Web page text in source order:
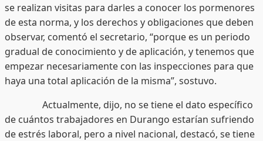
se realizan visitas para darles a conocer los pormenores
de esta norma, y los derechos y obligaciones que deben
observar, comentó el secretario, “porque es un periodo
gradual de conocimiento y de aplicación, y tenemos que
empezar necesariamente con las inspecciones para que
haya una total aplicación de la misma”, sostuvo.
Actualmente, dijo, no se tiene el dato específico
de cuántos trabajadores en Durango estarían sufriendo
de estrés laboral, pero a nivel nacional, destacó, se tiene